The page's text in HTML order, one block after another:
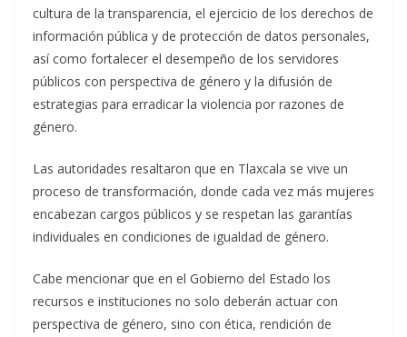
cultura de la transparencia, el ejercicio de los derechos de
información pública y de protección de datos personales,
así como fortalecer el desempeño de los servidores
públicos con perspectiva de género y la difusión de
estrategias para erradicar la violencia por razones de
género.
Las autoridades resaltaron que en Tlaxcala se vive un
proceso de transformación, donde cada vez más mujeres
encabezan cargos públicos y se respetan las garantías
individuales en condiciones de igualdad de género.
Cabe mencionar que en el Gobierno del Estado los
recursos e instituciones no solo deberán actuar con
perspectiva de género, sino con ética, rendición de